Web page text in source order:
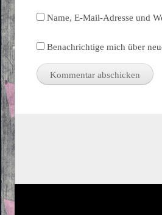
Name, E-Mail-Adresse und
Benachrichtige mich über